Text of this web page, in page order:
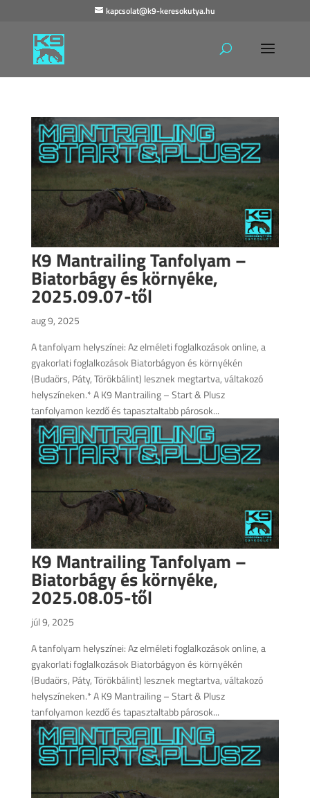
kapcsolat@k9-keresokutya.hu
K9 Mantrailing Tanfolyam –
Biatorbágy és környéke,
2025.09.07-től
aug 9, 2025
A tanfolyam helyszínei: Az elméleti foglalkozások online, a
gyakorlati foglalkozások Biatorbágyon és környékén
(Budaörs, Páty, Törökbálint) lesznek megtartva, váltakozó
helyszíneken.* A K9 Mantrailing – Start & Plusz
tanfolyamon kezdő és tapasztaltabb párosok...
K9 Mantrailing Tanfolyam –
Biatorbágy és környéke,
2025.08.05-től
júl 9, 2025
A tanfolyam helyszínei: Az elméleti foglalkozások online, a
gyakorlati foglalkozások Biatorbágyon és környékén
(Budaörs, Páty, Törökbálint) lesznek megtartva, váltakozó
helyszíneken.* A K9 Mantrailing – Start & Plusz
tanfolyamon kezdő és tapasztaltabb párosok...